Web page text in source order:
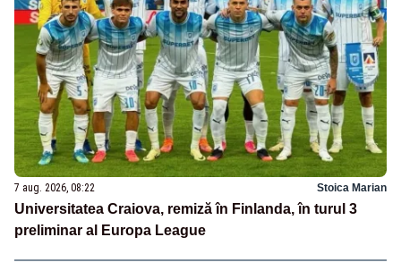
7 aug. 2026, 08:22 Stoica Marian
Universitatea Craiova, remiză în Finlanda, în turul 3
preliminar al Europa League